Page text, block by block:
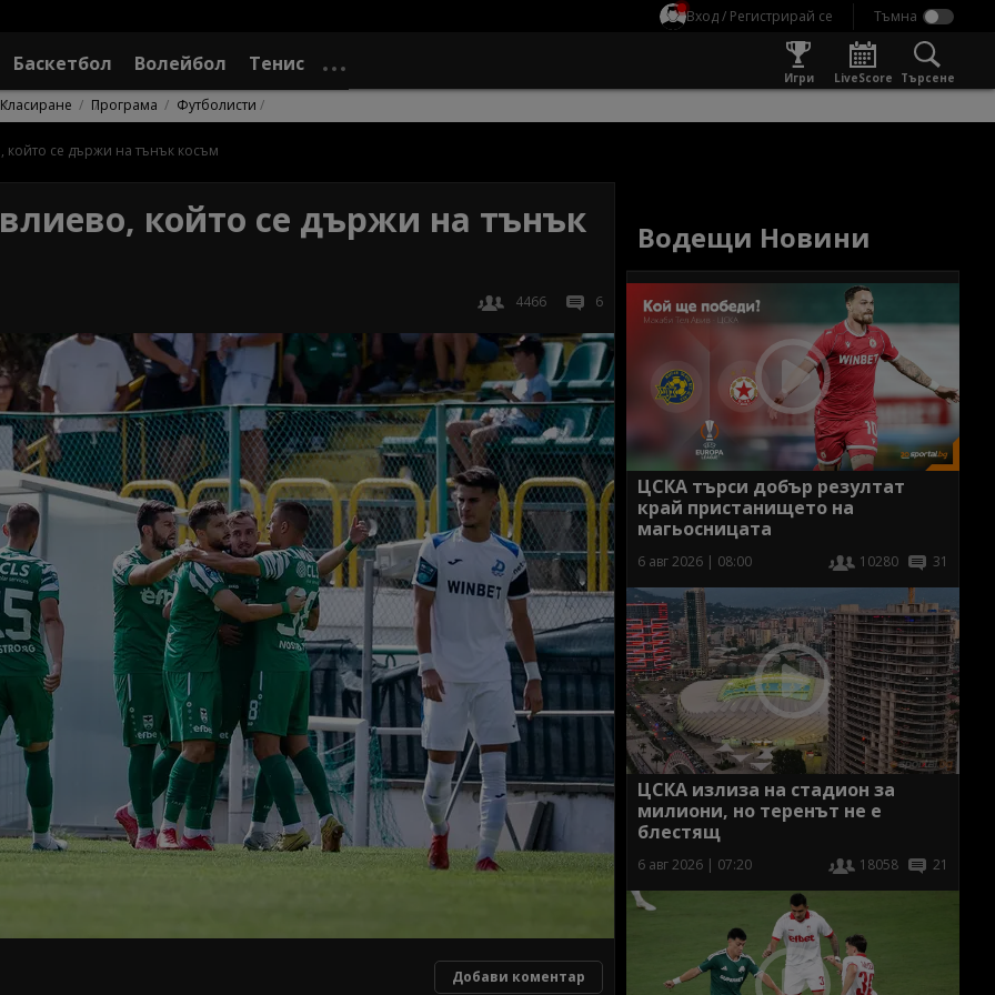
Вход / Регистрирай се
Баскетбол Волейбол Тенис
Игри LiveScore Търсене
Класиране Програма Футболисти
който се държи на тънък косъм
който се държи на тънък
4466 6
Добави коментар
Водещи Новини
ЦСКА търси добър резултат
край пристанището на
магьосницата
6 авг 2026 | 08:00 10280 31
ЦСКА излиза на стадион за
милиони, но теренът не е
блестящ
6 авг 2026 | 07:20 18058 21